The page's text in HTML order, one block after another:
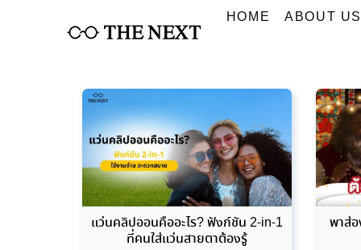
HOME ABOUT
แว่นคลิปออนคืออะไร? ฟังก์ชัน 2-in-1
ที่คนใส่แว่นสายตาต้องรู้
พาส่